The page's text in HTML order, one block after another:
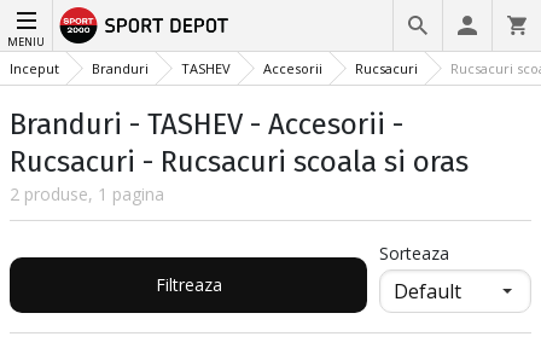
MENIU
Inceput Branduri TASHEV Accesorii Rucsacuri Rucsacuri
Branduri - TASHEV - Accesorii -
Rucsacuri - Rucsacuri scoala si oras
2 produse, 1 pagina
Filtreaza
Sorteaza